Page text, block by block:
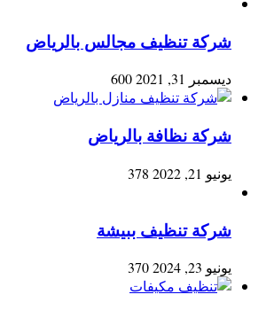
شركة تنظيف مجالس بالرياض
ديسمبر 31, 2021 600
شركة نظافة بالرياض
يونيو 21, 2022 378
شركة تنظيف ببيشة
يونيو 23, 2024 370